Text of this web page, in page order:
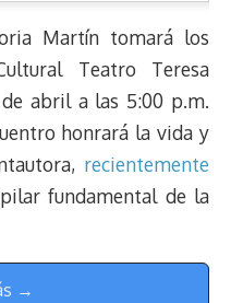
Martín tomará los
Teatro Teresa
abril a las 5:00 p.m.
honrará la vida y
recientemente
fundamental de la
→